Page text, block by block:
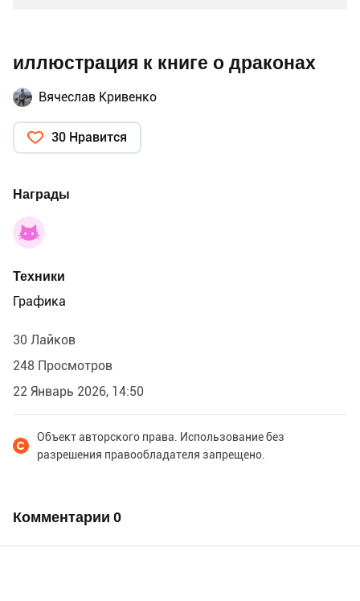
иллюстрация к книге о драконах
Вячеслав Кривенко
30 Нравится
Награды
Техники
Графика
30 Лайков
248 Просмотров
22 Январь 2026, 14:50
Объект авторского права. Использование без
разрешения правообладателя запрещено.
Комментарии 0